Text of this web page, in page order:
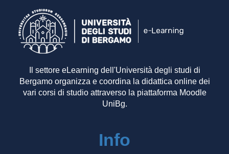
Il settore eLearning dell'Università degli studi di
Bergamo organizza e coordina la didattica online dei
vari corsi di studio attraverso la piattaforma Moodle
UniBg.
Info